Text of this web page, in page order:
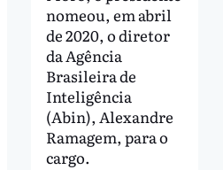
nomeou, em abril
de 2020, o diretor
da Agência
Brasileira de
Inteligência
(Abin), Alexandre
Ramagem, para o
cargo.